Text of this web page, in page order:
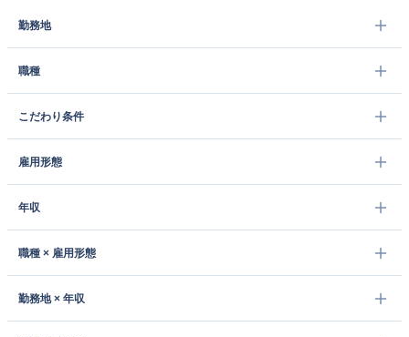
勤務地
職種
こだわり条件
雇用形態
年収
職種 × 雇用形態
勤務地 × 年収